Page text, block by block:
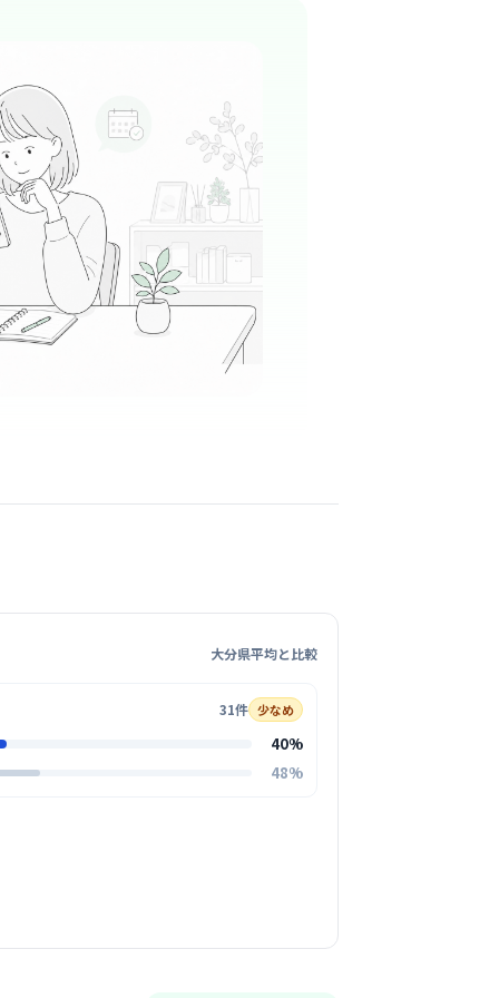
く丁寧なコミュニケーションを大切にしてい
この周辺の募集を確認 →
気になる
周辺
雰囲気ではなく、スタッフ同士が笑顔で声を
な、非常に温かく明るい活気に満ちた職場環
この周辺の募集を確認 →
護
大分県平均と比較
31件 少なめ
40%
48%